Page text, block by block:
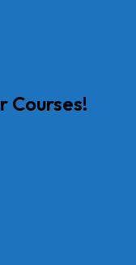
Courses!